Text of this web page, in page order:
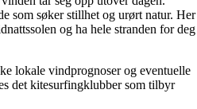
som søker stillhet og urørt natur. Her
og ha hele stranden for deg
lokale vindprognoser og eventuelle
det kitesurfingklubber som tilbyr